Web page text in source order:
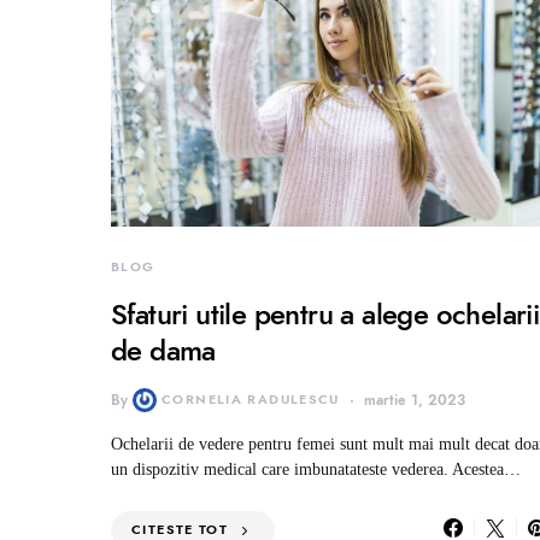
BLOG
Sfaturi utile pentru a alege ochelarii
de dama
By CORNELIA RADULESCU martie 1, 2023
Ochelarii de vedere pentru femei sunt mult mai mult decat
un dispozitiv medical care imbunatateste vederea. Acestea…
CITESTE TOT